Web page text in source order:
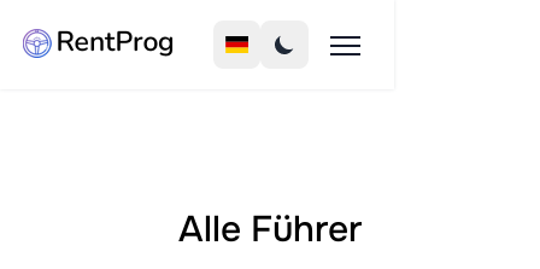
Alle Führer